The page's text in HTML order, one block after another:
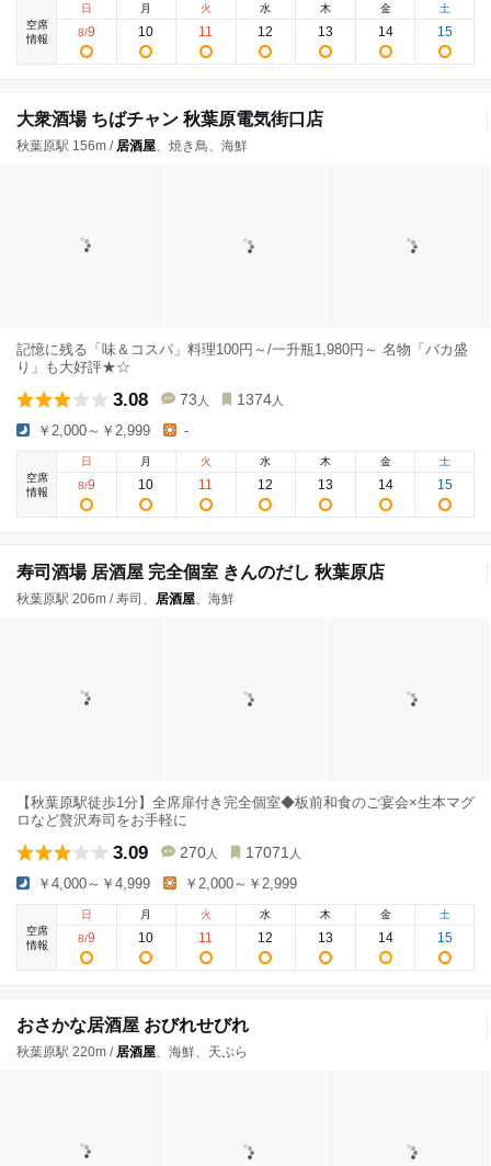
空席
情報
日
8/9
月
10
火
11
水
12
木
13
金
14
土
15
大衆酒場 ちばチャン 秋葉原電気街口店
秋葉原駅 156m / 居酒屋、焼き鳥、海鮮
記憶に残る「味＆コスパ」料理100円～/一升瓶1,980円～ 名物「バカ盛
り」も大好評★☆
3.08 73 人 1374 人
￥2,000～￥2,999 -
空席
情報
日
8/9
月
10
火
11
水
12
木
13
金
14
土
15
寿司酒場 居酒屋 完全個室 きんのだし 秋葉原店
秋葉原駅 206m / 寿司、 居酒屋、海鮮
【秋葉原駅徒歩1分】全席扉付き完全個室◆板前和食のご宴会×生本マグ
ロなど贅沢寿司をお手軽に
3.09 270 人 17071 人
￥4,000～￥4,999 ￥2,000～￥2,999
空席
情報
日
8/9
月
10
火
11
水
12
木
13
金
14
土
15
おさかな居酒屋 おびれせびれ
秋葉原駅 220m / 居酒屋、海鮮、天ぷら